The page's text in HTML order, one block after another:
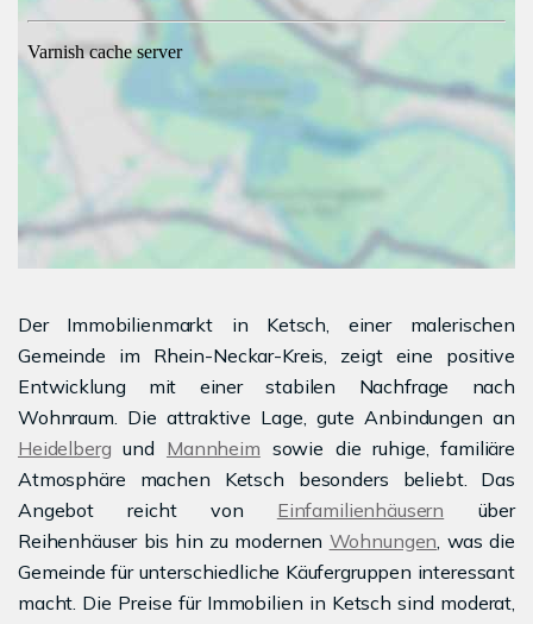
Der Immobilienmarkt in Ketsch, einer malerischen
Gemeinde im Rhein-Neckar-Kreis, zeigt eine positive
Entwicklung mit einer stabilen Nachfrage nach
Wohnraum. Die attraktive Lage, gute Anbindungen an
Heidelberg und Mannheim sowie die ruhige, familiäre
Atmosphäre machen Ketsch besonders beliebt. Das
Angebot reicht von Einfamilienhäusern über
Reihenhäuser bis hin zu modernen Wohnungen, was die
Gemeinde für unterschiedliche Käufergruppen interessant
macht. Die Preise für Immobilien in Ketsch sind moderat,